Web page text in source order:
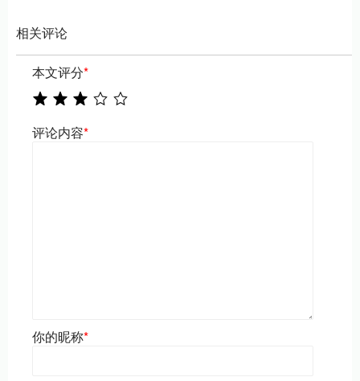
相关评论
本文评分*
评论内容*
你的昵称*